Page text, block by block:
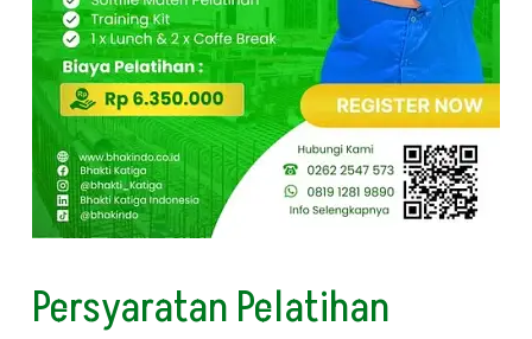
Persyaratan Pelatihan